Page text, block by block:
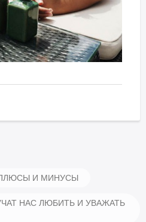
И МИНУСЫ
НАС ЛЮБИТЬ И УВАЖАТЬ